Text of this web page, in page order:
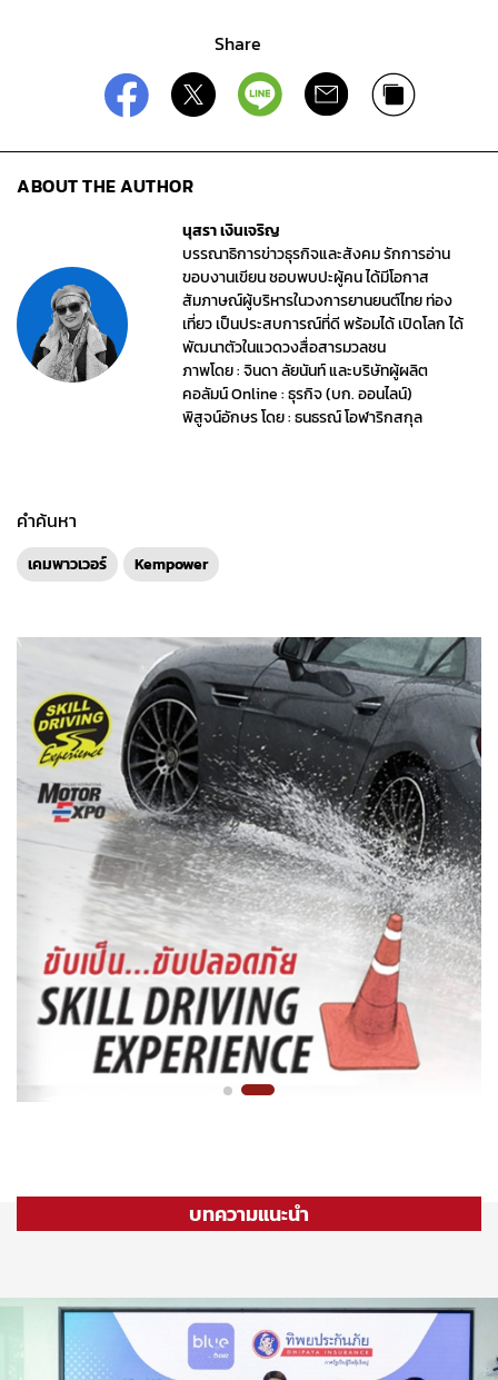
Share
ABOUT THE AUTHOR
นุสรา เงินเจริญ
บรรณาธิการข่าวธุรกิจและสังคม รักการอ่าน
ขอบงานเขียน ชอบพบปะผู้คน ได้มีโอกาส
สัมภาษณ์ผู้บริหารในวงการยานยนต์ไทย ท่อง
เที่ยว เป็นประสบการณ์ที่ดี พร้อมได้ เปิดโลก ได้
พัฒนาตัวในแวดวงสื่อสารมวลชน
ภาพโดย : จินดา ลัยนันท์ และบริษัทผู้ผลิต
คอลัมน์ Online : ธุรกิจ (บก. ออนไลน์)
พิสูจน์อักษร โดย : ธนธรณ์ โอฬาริกสกุล
คำค้นหา
เคมพาวเวอร์ Kempower
บทความแนะนำ